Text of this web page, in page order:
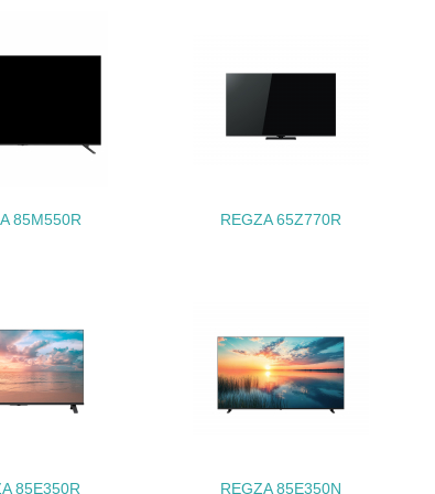
<L1> 周辺地域の環境保全活動を行い、自治体や地域団
<L1> 「情報セキュリティ」に関する方針、規定等を持
85M550R REGZA 65Z770R
85E350R REGZA 85E350N